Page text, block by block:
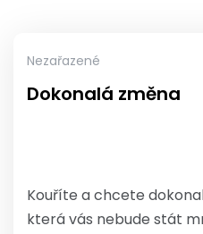
Nezařazené
Dokonalá změna
Kouříte a chcete
která vás nebude stát